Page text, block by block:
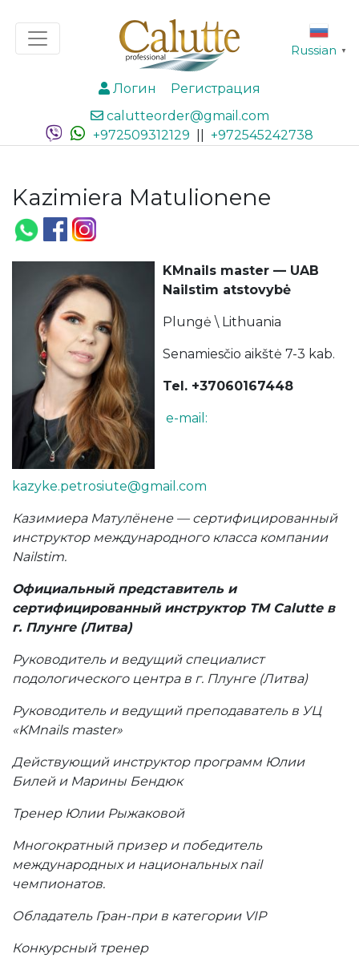
Логин
Регистрация
calutteorder@gmail.com
+972509312129
+972545242738
Russian ▼
Kazimiera Matulionene
KMnails master — UAB
Nailstim atstovybė
Plungė \ Lithuania
Senamiesčio aikštė 7-3 kab.
Tel. +37060167448
e-mail:
kazyke.petrosiute@gmail.com
Казимиера Матулёнене — сертифицированный
инструктор международного класса компании
Nailstim.
Официальный представитель и
сертифицированный инструктор ТМ Calutte в
г. Плунге (Литва)
Руководитель и ведущий специалист
подологического центра в г. Плунге (Литва)
Руководитель и ведущий преподаватель в УЦ
«KMnails master»
Действующий инструктор программ Юлии
Билей и Марины Бендюк
Тренер Юлии Рыжаковой
Многократный призер и победитель
международных и национальных nail
чемпионатов.
Обладатель Гран-при в категории VIP
Конкурсный тренер